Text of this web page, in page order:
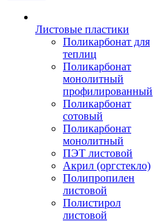
Листовые пластики
Поликарбонат для
теплиц
Поликарбонат
монолитный
профилированный
Поликарбонат
сотовый
Поликарбонат
монолитный
ПЭТ листовой
Акрил (оргстекло)
Полипропилен
листовой
Полистирол
листовой